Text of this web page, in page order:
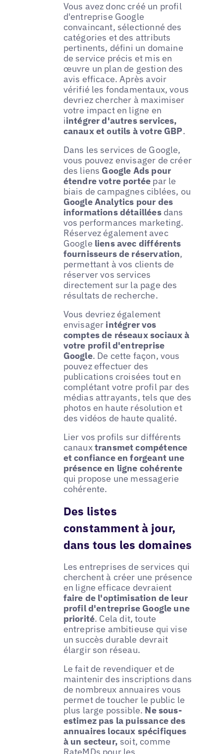
Vous avez donc créé un profil
d'entreprise Google
convaincant, sélectionné des
catégories et des attributs
pertinents, défini un domaine
de service précis et mis en
œuvre un plan de gestion des
avis efficace. Après avoir
vérifié les fondamentaux, vous
devriez chercher à maximiser
votre impact en ligne en
iintégrer d'autres services,
canaux et outils à votre GBP.
Dans les services de Google,
vous pouvez envisager de créer
des liens Google Ads pour
étendre votre portée par le
biais de campagnes ciblées, ou
Google Analytics pour des
informations détailléesdans
vos performances marketing.
Réservez également avec
Google liens avec différents
fournisseurs de réservation,
permettant à vos clients de
réserver vos services
directement sur la page des
résultats de recherche.
Vous devriez également
envisager intégrer vos
comptes de réseaux sociaux à
votre profil d'entreprise
Google. De cette façon, vous
pouvez effectuer des
publications croisées tout en
complétant votre profil par des
médias attrayants, tels que des
photos en haute résolution et
des vidéos de haute qualité.
Lier vos profils sur différents
canauxtransmet compétence
et confiance en forgeant une
présence en ligne cohérente
qui propose une messagerie
cohérente.
Des listes
constamment à jour,
dans tous les domaines
Les entreprises de services qui
cherchent à créer une présence
en ligne efficace devraient
faire de l'optimisation de leur
profil d'entreprise Google une
priorité. Cela dit, toute
entreprise ambitieuse qui vise
un succès durable devrait
élargir son réseau.
Le fait de revendiquer et de
maintenir des inscriptions dans
de nombreux annuaires vous
permet de toucher le public le
plus large possible. Ne sous-
estimez pas la puissance des
annuaires locaux spécifiques
à un secteur, soit, comme